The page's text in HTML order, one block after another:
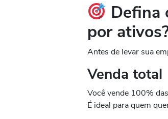
Defina
por
Antes de levar sua
Venda total
Você vende 100%
É ideal para quem